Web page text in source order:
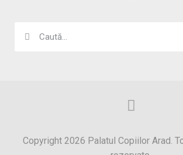
Copyright 2026 Palatul Copiilor Arad.